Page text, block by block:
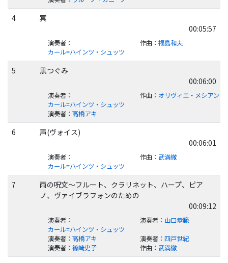
4
冥
00:05:57
演奏者：
カール=ハインツ・シュッツ
作曲： 福島和夫
5
黒つぐみ
00:06:00
演奏者：
カール=ハインツ・シュッツ
作曲： オリヴィエ・メシアン
演奏者： 高橋アキ
6
声(ヴォイス)
00:06:01
演奏者：
カール=ハインツ・シュッツ
作曲： 武満徹
7
雨の呪文～フルート、クラリネット、ハープ、ピア
ノ、ヴァイブラフォンのための
00:09:12
演奏者：
カール=ハインツ・シュッツ
演奏者： 山口恭範
演奏者： 高橋アキ 演奏者： 四戸世紀
演奏者： 篠崎史子 作曲： 武満徹